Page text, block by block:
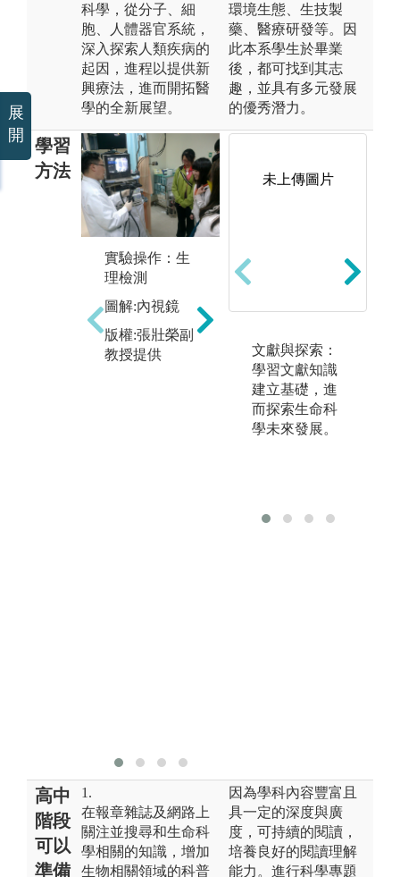
科學，從分子、細
胞、人體器官系統，
深入探索人類疾病的
起因，進程以提供新
興療法，進而開拓醫
學的全新展望。
環境生態、生技製
藥、醫療研發等。因
此本系學生於畢業
後，都可找到其志
趣，並具有多元發展
的優秀潛力。
學習
方法
實驗操作：生
理檢測
圖解:內視鏡
版權:張壯榮副
教授提供
大體解剖學實
解剖學的重要
並不是每間學
校都有大體解
剖學實驗的軟
硬體設備與師
資（包括大體
未上傳圖片
文獻與探索：
學習文獻知識
建立基礎，進
而探索生命科
學未來發展。
高中
階段
可以
準備
1.
在報章雜誌及網路上
關注並搜尋和生命科
學相關的知識，增加
生物相關領域的科普
因為學科內容豐富且
具一定的深度與廣
度，可持續的閱讀，
培養良好的閱讀理解
能力。進行科學專題
展
開